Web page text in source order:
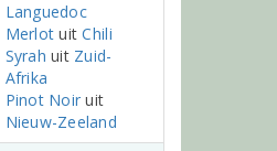
Languedoc
Merlot uitChili
Syrah uit Zuid-
Afrika
Pinot Noir uit
Nieuw-Zeeland